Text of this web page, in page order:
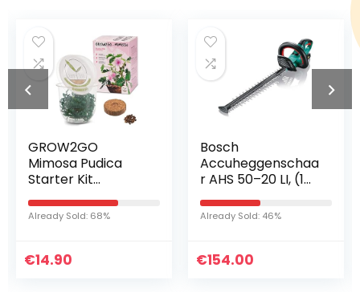
Bosch
Accuheggenschaa
r AHS 50–20 LI, (1
Accu, 18V,
Slaglengte: 20 mm,
in Doos)
Already Sold: 46%
€154.00
10 stuks Droge
Installaties
Pampagras
Natural
Phragmites
Communis
Bunch Color
Already Sold: 44%
€31.99